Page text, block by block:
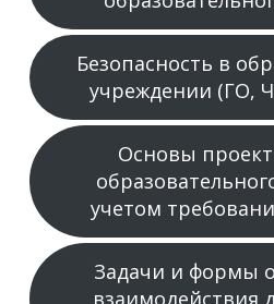
Безопасность в
учреждении (ГО,
Основы
учетом
Задачи и формы
взаимодействия